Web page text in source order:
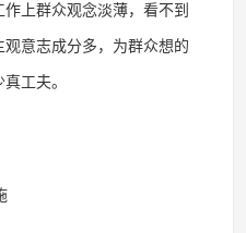
上群众观念淡薄，看不到
意志成分多，为群众想的
工夫。